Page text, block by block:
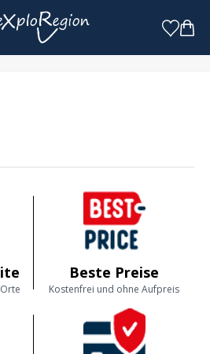
Beste Preise
Kostenfrei und ohne Aufpreis